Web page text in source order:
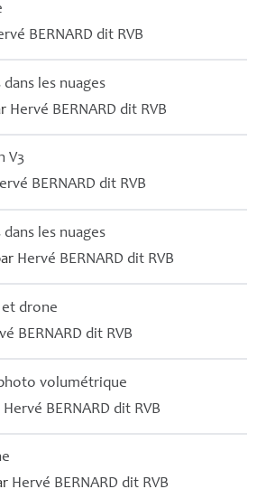
BERNARD dit RVB
les nuages
Hervé BERNARD dit RVB
V3
BERNARD dit RVB
les nuages
Hervé BERNARD dit RVB
drone
BERNARD dit RVB
volumétrique
Hervé BERNARD dit RVB
Hervé BERNARD dit RVB